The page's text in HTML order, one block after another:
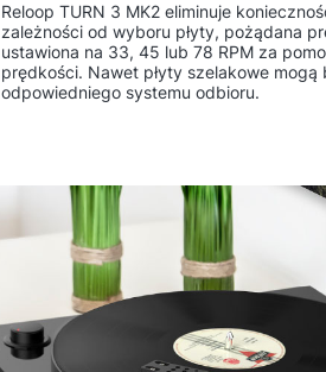
Reloop TURN 3 MK2 eliminuje
zależności od wyboru płyty, pożądana
ustawiona na 33, 45 lub 78 RPM za
prędkości. Nawet płyty szelakowe
odpowiedniego systemu odbioru.